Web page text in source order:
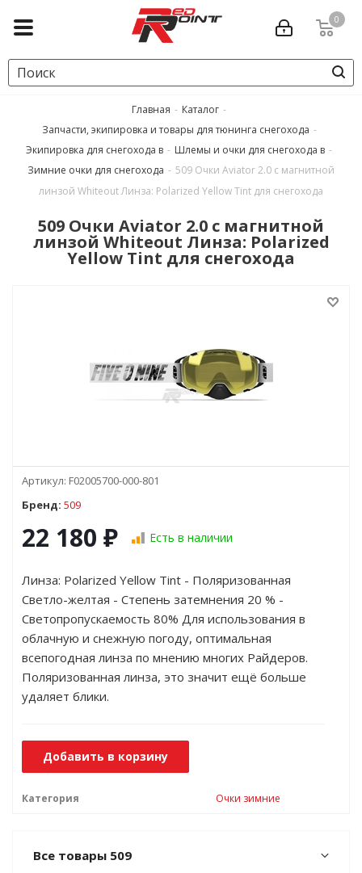
0
Главная - Каталог -
Запчасти, экипировка и товары для тюнинга снегохода -
Экипировка для снегохода в - Шлемы и очки для снегохода в -
Зимние очки для снегохода - 509 Очки Aviator 2.0 с магнитной
линзой Whiteout Линза: Polarized Yellow Tint для снегохода
509 Очки Aviator 2.0 с магнитной
линзой Whiteout Линза: Polarized
Yellow Tint для снегохода
Артикул: F02005700-000-801
Бренд: 509
22 180 ₽ Есть в наличии
Линза: Polarized Yellow Tint - Поляризованная
Светло-желтая - Степень затемнения 20 % -
Светопропускаемость 80% Для использования в
облачную и снежную погоду, оптимальная
всепогодная линза по мнению многих Райдеров.
Поляризованная линза, это значит ещё больше
удаляет блики.
Добавить в корзину
Категория Очки зимние
Все товары 509